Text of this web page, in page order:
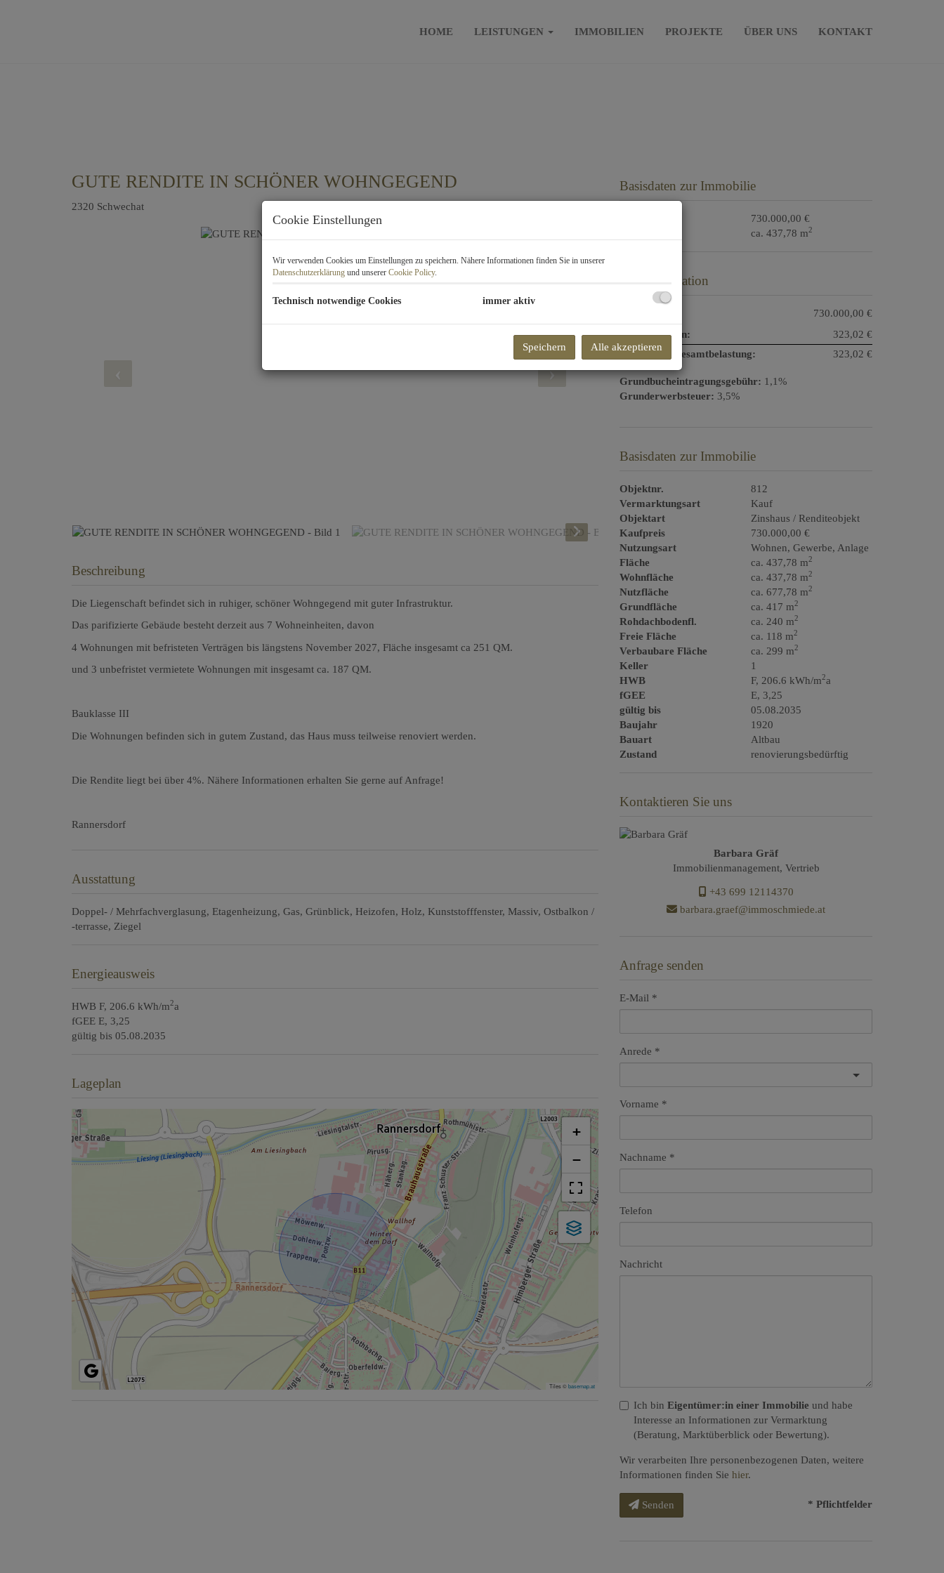
HOME LEISTUNGEN IMMOBILIEN PROJEKTE ÜBER UNS KONTAKT
GUTE RENDITE IN SCHÖNER WOHNGEGEND
2320 Schwechat
Beschreibung
Die Liegenschaft befindet sich in ruhiger, schöner Wohngegend mit guter Infrastruktur.
Das parifizierte Gebäude besteht derzeit aus 7 Wohneinheiten, davon
4 Wohnungen mit befristeten Verträgen bis längstens November 2027, Fläche insgesamt ca 251 QM.
und 3 unbefristet vermietete Wohnungen mit insgesamt ca. 187 QM.
Bauklasse III
Die Wohnungen befinden sich in gutem Zustand, das Haus muss teilweise renoviert werden.
Die Rendite liegt bei über 4%. Nähere Informationen erhalten Sie gerne auf Anfrage!
Rannersdorf
Ausstattung
Doppel- / Mehrfachverglasung Etagenheizung Gas Grünblick Heizofen Holz Kunststofffenster Massiv Ostbalkon /
-terrasse
Ziegel
Energieausweis
HWB F, 206.6 kWh/m2a
fGEE E, 3,25
gültig bis 05.08.2035
Lageplan
+
−
Tiles ©basemap.at
Basisdaten zur Immobilie
730.000,00 €
ca. 437,78 m2
Preisinformation
730.000,00 €
Betriebskosten:
323,02 €
monatliche Gesamtbelastung:
323,02 €
Grundbucheintragungsgebühr: 1,1%
Grunderwerbsteuer: 3,5%
Basisdaten zur Immobilie
Objektnr.
812
Vermarktungsart
Kauf
Objektart
Zinshaus / Renditeobjekt
Kaufpreis
730.000,00 €
Nutzungsart
Wohnen Gewerbe Anlage
Fläche
ca. 437,78 m2
Wohnfläche ca. 437,78 m2
Nutzfläche ca. 677,78 m2
Grundfläche ca. 417 m2
Rohdachbodenfl. ca. 240 m2
Freie Fläche ca. 118 m2
Verbaubare Fläche ca. 299 m2
Keller
1
HWB
F, 206.6 kWh/m2a
fGEE
E, 3,25
gültig bis
05.08.2035
Baujahr
1920
Bauart
Altbau
Zustand
renovierungsbedürftig
Kontaktieren Sie uns
Barbara Gräf
Immobilienmanagement, Vertrieb
+43 699 12114370
barbara.graef@immoschmiede.at
Anfrage senden
E-Mail
Anrede
Vorname
Nachname
Telefon
Nachricht
Ich bin Eigentümer:in einer Immobilie und habe
Interesse an Informationen zur Vermarktung
(Beratung, Marktüberblick oder Bewertung).
Wir verarbeiten Ihre personenbezogenen Daten, weitere
Informationen finden Sie hier.
Senden * Pflichtfelder
Cookie Einstellungen
Wir verwenden Cookies um Einstellungen zu speichern. Nähere Informationen finden Sie in unserer
Datenschutzerklärung und unserer Cookie Policy.
Technisch notwendige Cookies immer aktiv
Speichern Alle akzeptieren